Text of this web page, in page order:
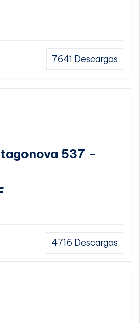
7641 Descargas
537 –
4716 Descargas